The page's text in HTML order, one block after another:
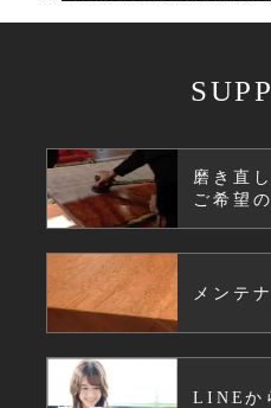
磨き直
ご希望
メンテ
LINEか